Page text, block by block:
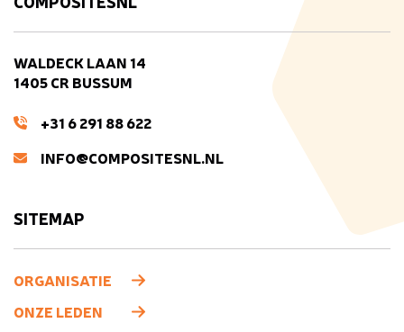
WALDECK LAAN 14
1405 CR BUSSUM
+31 6 291 88 622
INFO@COMPOSITESNL.NL
SITEMAP
ORGANISATIE
ONZE LEDEN